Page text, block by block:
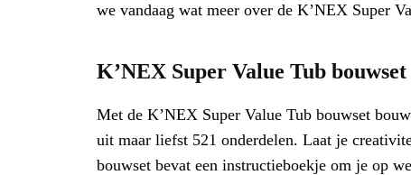
we vandaag wat meer over de K’NEX Super
K’NEX Super Value Tub bouwset
Met de K’NEX Super Value Tub bouwset
uit maar liefst 521 onderdelen. Laat je
bouwset bevat een instructieboekje om je op